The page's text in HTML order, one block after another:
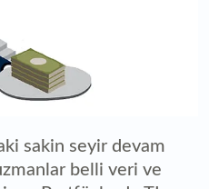
sakin seyir devam
belli veri ve